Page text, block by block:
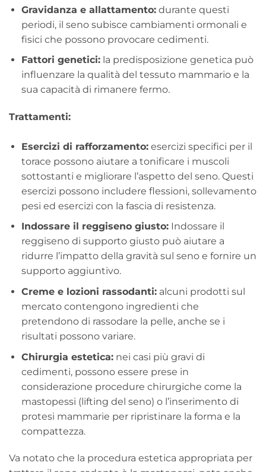
Gravidanza e allattamento:durante questi
periodi, il seno subisce cambiamenti ormonali e
fisici che possono provocare cedimenti.
Fattori genetici:la predisposizione genetica può
influenzare la qualità del tessuto mammario e la
sua capacità di rimanere fermo.
Trattamenti:
Esercizi di rafforzamento:esercizi specifici per il
torace possono aiutare a tonificare i muscoli
sottostanti e migliorare l’aspetto del seno. Questi
esercizi possono includere flessioni, sollevamento
pesi ed esercizi con la fascia di resistenza.
Indossare il reggiseno giusto:Indossare il
reggiseno di supporto giusto può aiutare a
ridurre l’impatto della gravità sul seno e fornire un
supporto aggiuntivo.
Creme e lozioni rassodanti:alcuni prodotti sul
mercato contengono ingredienti che
pretendono di rassodare la pelle, anche se i
risultati possono variare.
Chirurgia estetica:nei casi più gravi di
cedimenti, possono essere prese in
considerazione procedure chirurgiche come la
mastopessi (lifting del seno) o l’inserimento di
protesi mammarie per ripristinare la forma e la
compattezza.
Va notato che la procedura estetica appropriata per